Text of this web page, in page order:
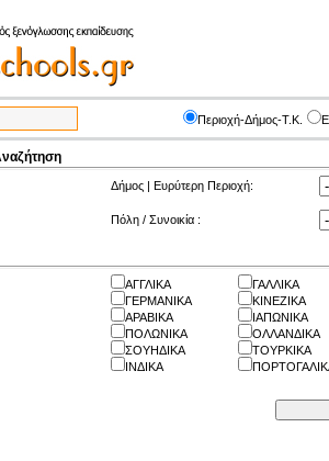
Περιοχή-Δήμος-Τ.Κ.
Δήμος | Ευρύτερη Περιοχή:
Πόλη / Συνοικία :
ΑΓΓΛΙΚΑ
ΓΑΛΛΙΚΑ
ΓΕΡΜΑΝΙΚΑ
ΚΙΝΕΖΙΚΑ
ΑΡΑΒΙΚΑ
ΙΑΠΩΝΙΚΑ
ΠΟΛΩΝΙΚΑ
ΟΛΛΑΝΔΙΚΑ
ΣΟΥΗΔΙΚΑ
ΤΟΥΡΚΙΚΑ
ΙΝΔΙΚΑ